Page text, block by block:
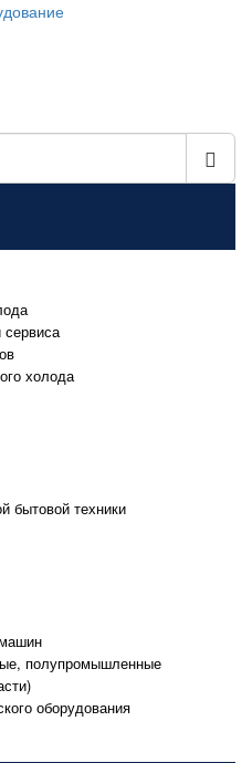
холода
бытовой техники
полупромышленные
оборудования